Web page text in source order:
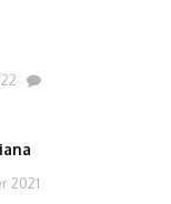
2021